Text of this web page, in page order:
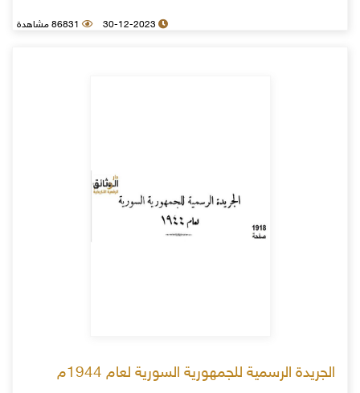
30-12-2023 86831 مشاهدة
الجريدة الرسمية للجمهورية السورية لعام 1944م